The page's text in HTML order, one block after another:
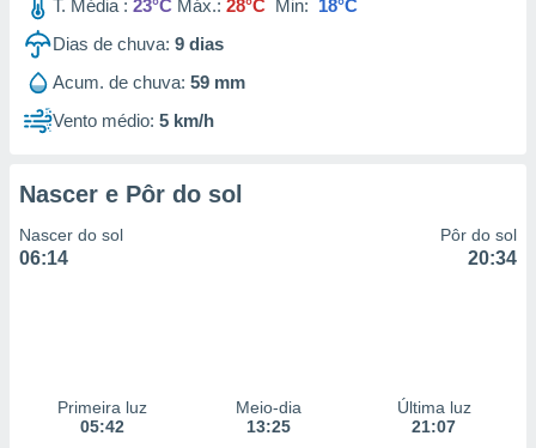
T. Média : 23°C Máx.: 28°C Min: 18°C
Dias de chuva: 9 dias
Acum. de chuva: 59 mm
Vento médio: 5 km/h
Nascer e Pôr do sol
Nascer do sol
06:14
Pôr do sol
20:34
Primeira luz
05:42
Meio-dia
13:25
Última luz
21:07